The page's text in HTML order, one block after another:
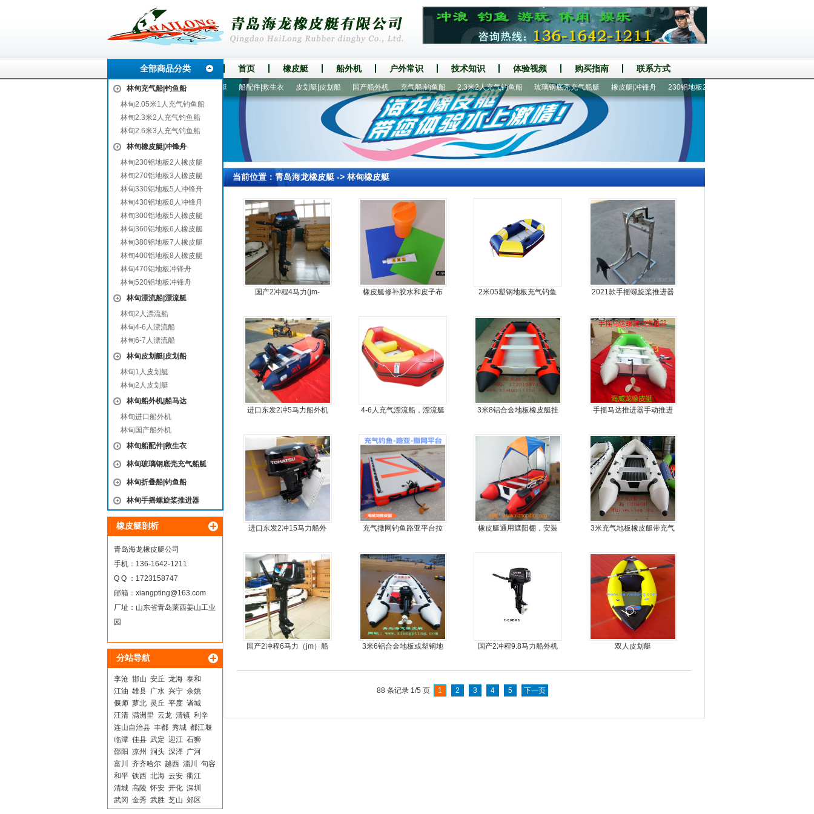
全部商品分类 首页 橡皮艇 船外机 户外常识 技术知识 体验视频 购买指南 联系方式
林甸充气船|钓鱼船
林甸2.05米1人充气钓鱼船
林甸2.3米2人充气钓鱼船
林甸2.6米3人充气钓鱼船
林甸橡皮艇|冲锋舟
林甸230铝地板2人橡皮艇
林甸270铝地板3人橡皮艇
林甸330铝地板5人冲锋舟
林甸430铝地板8人冲锋舟
林甸300铝地板5人橡皮艇
林甸360铝地板6人橡皮艇
林甸380铝地板7人橡皮艇
林甸400铝地板8人橡皮艇
林甸470铝地板冲锋舟
林甸520铝地板冲锋舟
林甸漂流船|漂流艇
林甸2人漂流船
林甸4-6人漂流船
林甸6-7人漂流船
林甸皮划艇|皮划船
林甸1人皮划艇
林甸2人皮划艇
林甸船外机|船马达
林甸进口船外机
林甸国产船外机
林甸船配件|救生衣
林甸玻璃钢底壳充气船艇
林甸折叠船|钓鱼船
林甸手摇螺旋桨推进器
橡皮艇剖析
青岛海龙橡皮艇公司
手机：136-1642-1211
Q Q ：1723158747
邮箱： xiangpting@163.com
厂址：山东省青岛莱西姜山工业
园
分站导航
李沧 邯山 安丘 龙海 泰和
江油 雄县 广水 兴宁 余姚
偃师 萝北 灵丘 平度 诸城
汪清 满洲里 云龙 清镇 利辛
连山自治县 丰都 秀城 都江堰
临潭 佳县 武定 迎江 石狮
邵阳 凉州 洞头 深泽 广河
富川
齐齐哈尔 越西 淄川
句容
和平 铁西 北海 云安 衢江
清城 高陵 怀安 开化 深圳
武冈 金秀 武胜 芝山 郊区
6-7人漂流船 漂流船|漂流艇 船配件|救生衣 皮划艇|皮划船 国产船外机 充气船|钓鱼船 2.3米2人充气钓鱼船 玻璃钢底壳充气船艇 橡皮艇|冲锋舟 230铝地板2人橡皮艇
当前位置： 青岛海龙橡皮艇-> 林甸橡皮艇
国产2冲程4马力(jm-
橡皮艇修补胶水和皮子布
2米05塑钢地板充气钓鱼
2021款手摇螺旋桨推进器
进口东发2冲5马力船外机
4-6人充气漂流船，漂流艇
3米8铝合金地板橡皮艇挂
手摇马达推进器手动推进
进口东发2冲15马力船外
充气撒网钓鱼路亚平台拉
橡皮艇通用遮阳棚，安装
3米充气地板橡皮艇带充气
国产2冲程6马力（jm）船
3米6铝合金地板或塑钢地
国产2冲程9.8马力船外机 双人皮划艇
88 条记录 1/5 页 1 2 3 4 5 下一页